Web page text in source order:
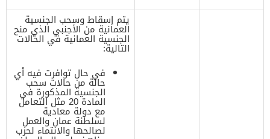
يتم إسقاط وسحب الجنسية
العمانية من الأجنبي الذي منح
الجنسية العمانية في الحالات
التالية:
في حال توافرت فيه أي
حالة من حالات سحب
الجنسية المذكورة في
المادة 20 مثل التعامل
مع دولة معادية
لسلطنة عمان والعمل
لصالحها والانتماء لحزب